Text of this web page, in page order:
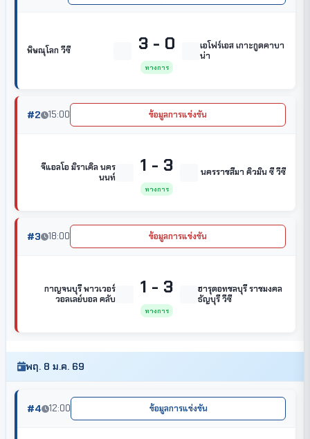
พิษณุโลก วีซี 3 - 0
ทางการ
เอโฟร์เอส เกาะกูดคาบา
น่า
#2 15:00 ข้อมูลการแข่งขัน
จีแอลโอ มิราเคิล นคร
นนท์
1 - 3
ทางการ
นครราชสีมา คิวมิน ซี วีซี
#3 18:00 ข้อมูลการแข่งขัน
กาญจนบุรี พาวเวอร์
วอลเลย์บอล คลับ
1 - 3
ทางการ
ฮารุดอทชลบุรี ราชมงคล
ธัญบุรี วีซี
พฤ. 8 ม.ค. 69
#4 12:00 ข้อมูลการแข่งขัน